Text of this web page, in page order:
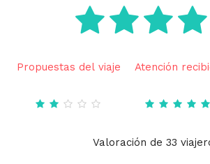
Propuestas del viaje Atención
Valoración de 33